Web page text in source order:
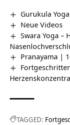
Gurukula
Neue Videos
Swara Yoga –
Pranayama |
TAGGED: